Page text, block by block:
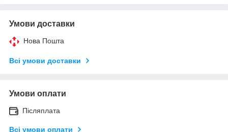
Умови доставки
Нова Пошта
Всі умови доставки
Умови оплати
Післяплата
Всі умови оплати